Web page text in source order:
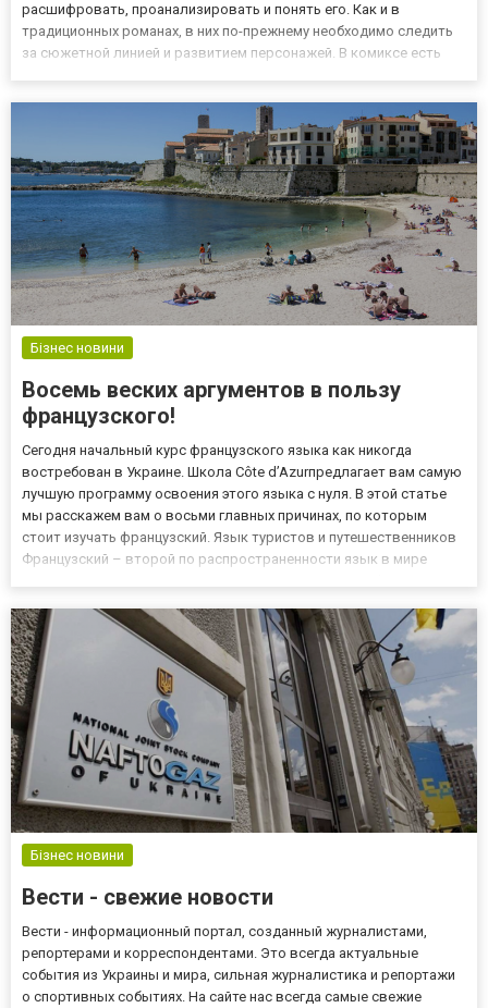
расшифровать, проанализировать и понять его. Как и в
традиционных романах, в них по-прежнему необходимо следить
за сюжетной линией и развитием персонажей. В комиксе есть
Бізнес новини
Восемь веских аргументов в пользу
французского!
Сегодня начальный курс французского языка как никогда
востребован в Украине. Школа Côte d’Azurпредлагает вам самую
лучшую программу освоения этого языка с нуля. В этой статье
мы расскажем вам о восьми главных причинах, по которым
стоит изучать французский. Язык туристов и путешественников
Французский – второй по распространенности язык в мире
Бізнес новини
Вести - свежие новости
Вести - информационный портал, созданный журналистами,
репортерами и корреспондентами. Это всегда актуальные
события из Украины и мира, сильная журналистика и репортажи
о спортивных событиях. На сайте нас всегда самые свежие